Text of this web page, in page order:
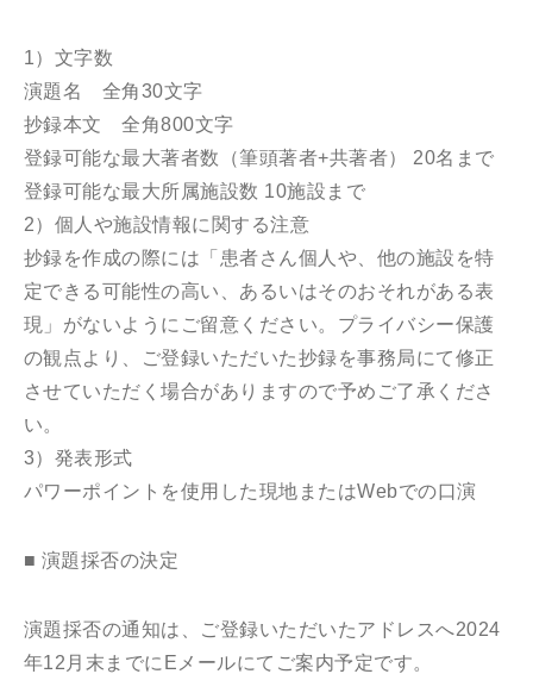
1）文字数
演題名 全角30文字
抄録本文 全角800文字
登録可能な最大著者数（筆頭著者+共著者） 20名まで
登録可能な最大所属施設数 10施設まで
2）個人や施設情報に関する注意
抄録を作成の際には「患者さん個人や、他の施設を特
定できる可能性の高い、あるいはそのおそれがある表
現」がないようにご留意ください。プライバシー保護
の観点より、ご登録いただいた抄録を事務局にて修正
させていただく場合がありますので予めご了承くださ
い。
3）発表形式
パワーポイントを使用した現地またはWebでの口演
■ 演題採否の決定
演題採否の通知は、ご登録いただいたアドレスへ2024
年12月末までにEメールにてご案内予定です。